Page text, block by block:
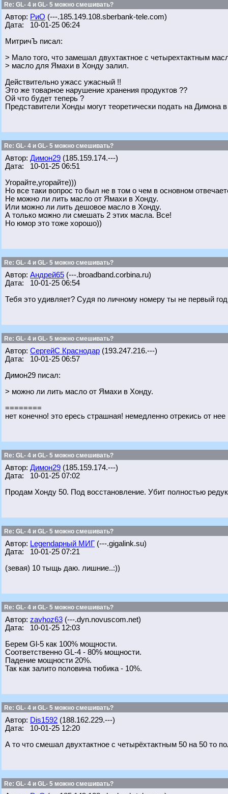
Re: GL- 4 и GL- 5 можно смешивать?
Автор: РиО (---.185.149.108.sberbank-tele.com)
Дата: 10-01-25 06:24
МитричЪ писал:
> Мало того, что замешал двухтактное с четырехтактным
> масло для Ямахи в Хонду залил.
Действительно ужасс ужасный !!
Это же товарное нарушение хранения продуктов ??
Ой что будет теперь ?
Представители Хонды могут теоретически подать на Димона
Re: GL- 4 и GL- 5 можно смешивать?
Автор: Димон29 (185.159.174.---)
Дата: 10-01-25 06:51
Угорайте,угорайте)))
Но все таки вопрос то был не в том о чем в основном
Не можно ли лить масло от Ямахи в Хонду.
Или можно ли лить дешовое масло в Хонду.
А только можно ли смешать 2 этих масла. Все!
Но юмор это тоже хорошо))
Re: GL- 4 и GL- 5 можно смешивать?
Автор: Андрей65 (---.broadband.corbina.ru)
Дата: 10-01-25 06:54
Тебя это удивляет? Судя по личному номеру ты не первый
Re: GL- 4 и GL- 5 можно смешивать?
Автор: СергейС Краснодар (193.247.216.---)
Дата: 10-01-25 06:57
Димон29 писал:
> можно ли лить масло от Ямахи в Хонду.
========
нет конечно! это ересь страшная! немедленно отрекись от
Re: GL- 4 и GL- 5 можно смешивать?
Автор: Димон29 (185.159.174.---)
Дата: 10-01-25 07:02
Продам Хонду 50. Под восстановление. Убит полностью
Re: GL- 4 и GL- 5 можно смешивать?
Автор: Legendарный МИГ (---.gigalink.su)
Дата: 10-01-25 07:21
(зевая) 10 тыщь даю. лишние..:))
Re: GL- 4 и GL- 5 можно смешивать?
Автор: zavhoz63 (---.dyn.novuscom.net)
Дата: 10-01-25 12:03
Берем Gl-5 как 100% мощности.
Соответственно GL-4 - 80% мощности.
Падение мощности 20%.
Так как залито половина тюбика - 10%.
Re: GL- 4 и GL- 5 можно смешивать?
Автор: Dis1592 (188.162.229.---)
Дата: 10-01-25 12:20
А то что смешал двухтактное с четырёхтактным 50 на 50 то
Re: GL- 4 и GL- 5 можно смешивать?